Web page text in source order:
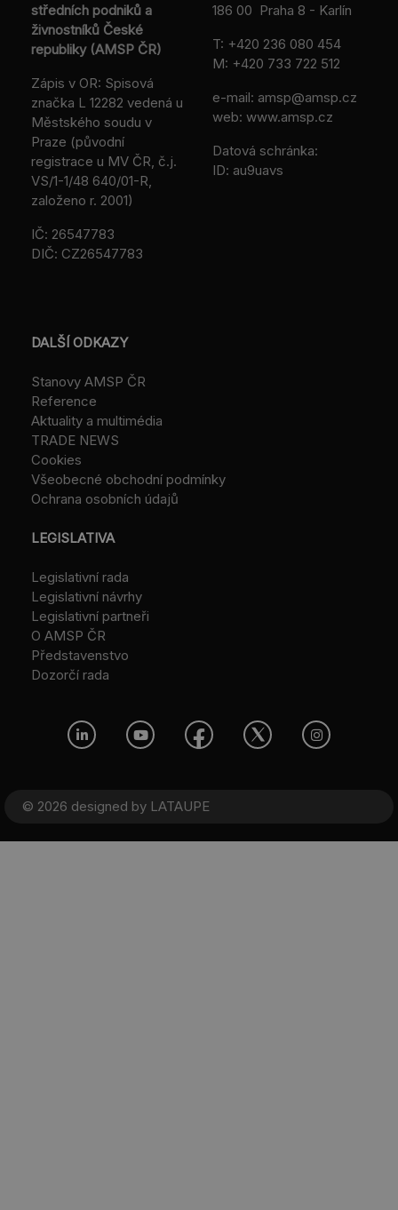
středních podniků a
živnostníků České
republiky (AMSP ČR)
Zápis v OR: Spisová
značka L 12282 vedená u
Městského soudu v
Praze (původní
registrace u MV ČR, č.j.
VS/1-1/48 640/01-R,
založeno r. 2001)
IČ: 26547783
DIČ: CZ26547783
186 00 Praha 8 - Karlín
T: +420 236 080 454
M: +420 733 722 512
e-mail: amsp@amsp.cz
web: www.amsp.cz
Datová schránka:
ID: au9uavs
DALŠÍ ODKAZY
Stanovy AMSP ČR
Reference
Aktuality a multimédia
TRADE NEWS
Cookies
Všeobecné obchodní podmínky
Ochrana osobních údajů
LEGISLATIVA
Legislativní rada
Legislativní návrhy
Legislativní partneři
O AMSP ČR
Představenstvo
Dozorčí rada
© 2026 designed by LATAUPE